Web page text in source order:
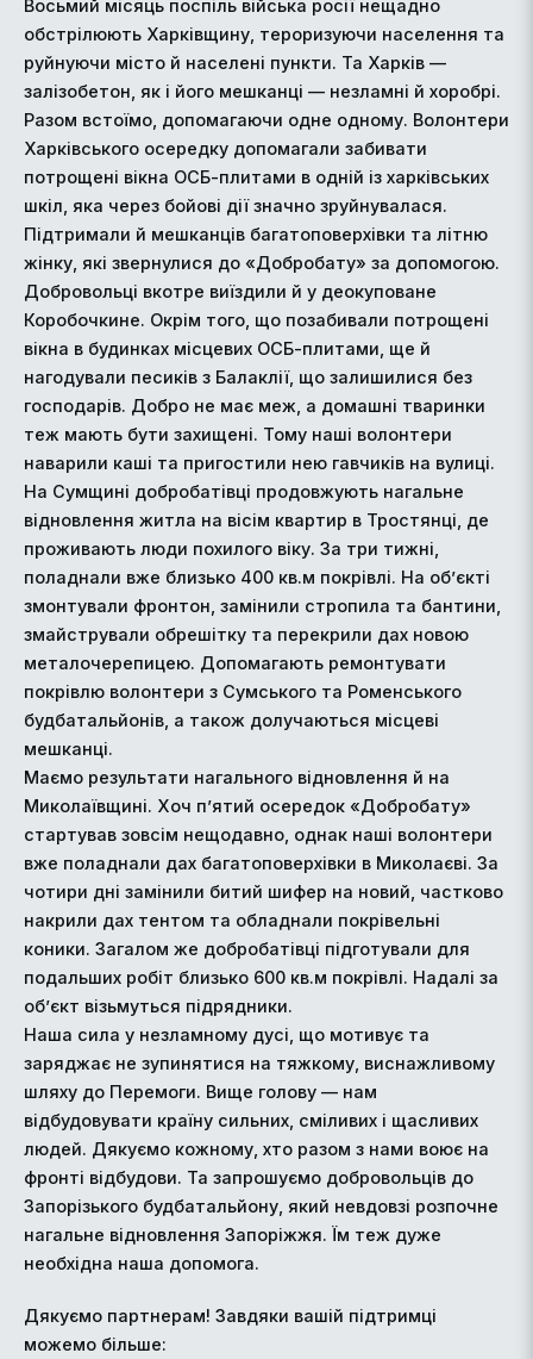
Восьмий місяць поспіль війська росії нещадно
обстрілюють Харківщину, тероризуючи населення та
руйнуючи місто й населені пункти. Та Харків —
залізобетон, як і його мешканці — незламні й хоробрі.
Разом встоїмо, допомагаючи одне одному. Волонтери
Харківського осередку допомагали забивати
потрощені вікна ОСБ-плитами в одній із харківських
шкіл, яка через бойові дії значно зруйнувалася.
Підтримали й мешканців багатоповерхівки та літню
жінку, які звернулися до «Добробату» за допомогою.
Добровольці вкотре виїздили й у деокуповане
Коробочкине. Окрім того, що позабивали потрощені
вікна в будинках місцевих ОСБ-плитами, ще й
нагодували песиків з Балаклії, що залишилися без
господарів. Добро не має меж, а домашні тваринки
теж мають бути захищені. Тому наші волонтери
наварили каші та пригостили нею гавчиків на вулиці.
На Сумщині добробатівці продовжують нагальне
відновлення житла на вісім квартир в Тростянці, де
проживають люди похилого віку. За три тижні,
поладнали вже близько 400 кв.м покрівлі. На об’єкті
змонтували фронтон, замінили стропила та бантини,
змайстрували обрешітку та перекрили дах новою
металочерепицею. Допомагають ремонтувати
покрівлю волонтери з Сумського та Роменського
будбатальйонів, а також долучаються місцеві
мешканці.
Маємо результати нагального відновлення й на
Миколаївщині. Хоч п’ятий осередок «Добробату»
стартував зовсім нещодавно, однак наші волонтери
вже поладнали дах багатоповерхівки в Миколаєві. За
чотири дні замінили битий шифер на новий, частково
накрили дах тентом та обладнали покрівельні
коники. Загалом же добробатівці підготували для
подальших робіт близько 600 кв.м покрівлі. Надалі за
об’єкт візьмуться підрядники.
Наша сила у незламному дусі, що мотивує та
заряджає не зупинятися на тяжкому, виснажливому
шляху до Перемоги. Вище голову — нам
відбудовувати країну сильних, сміливих і щасливих
людей. Дякуємо кожному, хто разом з нами воює на
фронті відбудови. Та запрошуємо добровольців до
Запорізького будбатальйону, який невдовзі розпочне
нагальне відновлення Запоріжжя. Їм теж дуже
необхідна наша допомога.
Дякуємо партнерам! Завдяки вашій підтримці
можемо більше: